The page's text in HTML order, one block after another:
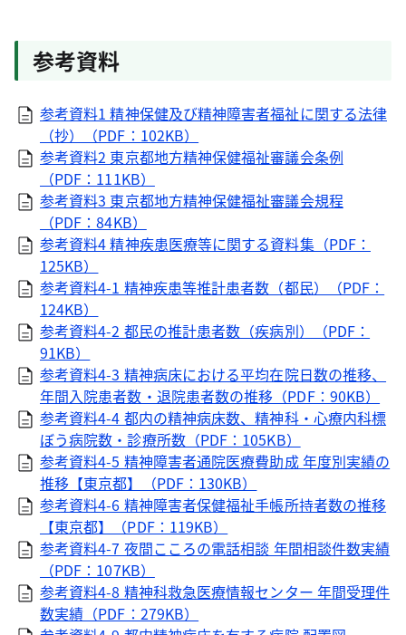
参考資料
参考資料1 精神保健及び精神障害者福祉に関する法律
（抄）（PDF：102KB）
参考資料2 東京都地方精神保健福祉審議会条例
（PDF：111KB）
参考資料3 東京都地方精神保健福祉審議会規程
（PDF：84KB）
参考資料4 精神疾患医療等に関する資料集（PDF：
125KB）
参考資料4-1 精神疾患等推計患者数（都民）（PDF：
124KB）
参考資料4-2 都民の推計患者数（疾病別）（PDF：
91KB）
参考資料4-3 精神病床における平均在院日数の推移、
年間入院患者数・退院患者数の推移（PDF：90KB）
参考資料4-4 都内の精神病床数、精神科・心療内科標
ぼう病院数・診療所数（PDF：105KB）
参考資料4-5 精神障害者通院医療費助成 年度別実績の
推移【東京都】（PDF：130KB）
参考資料4-6 精神障害者保健福祉手帳所持者数の推移
【東京都】（PDF：119KB）
参考資料4-7 夜間こころの電話相談 年間相談件数実績
（PDF：107KB）
参考資料4-8 精神科救急医療情報センター 年間受理件
数実績（PDF：279KB）